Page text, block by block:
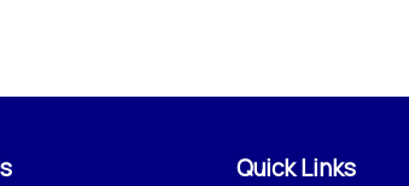
Quick Links